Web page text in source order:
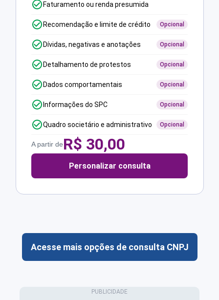
Faturamento ou renda presumida
Recomendação e limite de crédito Opcional
Dívidas, negativas e anotações Opcional
Detalhamento de protestos Opcional
Dados comportamentais Opcional
Informações do SPC Opcional
Quadro societário e administrativo Opcional
A partir deR$ 30,00
Personalizar consulta
Acesse mais opções de consulta CNPJ